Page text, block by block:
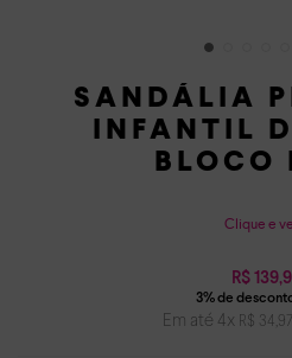
SANDÁLIA
INFANTIL
BLOCO
Clique e
R$ 139,
Em até 4x R$ 34 ,97